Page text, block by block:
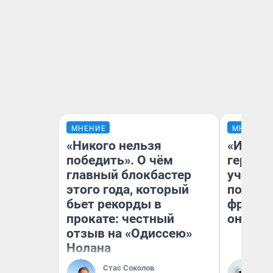
МНЕНИЕ
«Никого нельзя
победить». О чём
главный блокбастер
этого года, который
бьет рекорды в
прокате: честный
отзыв на «Одиссею»
Нолана
Стас Соколов
МНЕНИЕ
герои
учит
она